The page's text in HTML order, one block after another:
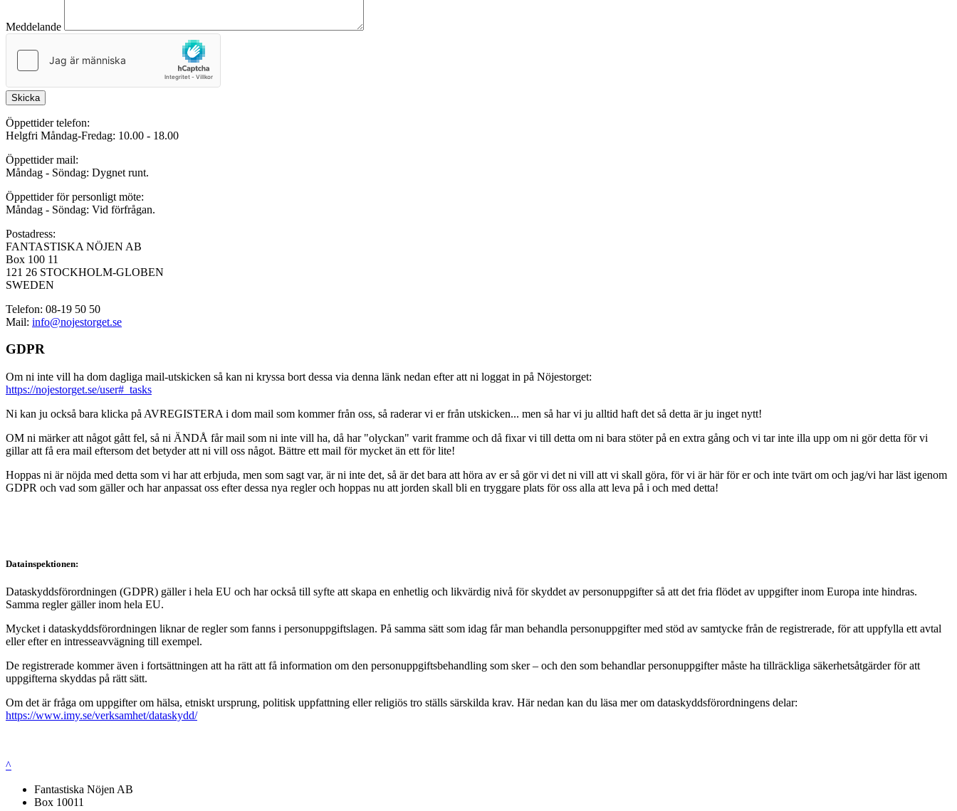
Meddelande
Skicka
Öppettider telefon:
Helgfri Måndag-Fredag: 10.00 - 18.00
Öppettider mail:
Måndag - Söndag: Dygnet runt.
Öppettider för personligt möte:
Måndag - Söndag: Vid förfrågan.
Postadress:
FANTASTISKA NÖJEN AB
Box 100 11
121 26 STOCKHOLM-GLOBEN
SWEDEN
Telefon: 08-19 50 50
Mail: info@nojestorget.se
GDPR
Om ni inte vill ha dom dagliga mail-utskicken så kan ni kryssa bort dessa via denna länk nedan efter att ni loggat in på Nöjestorget:
https://nojestorget.se/user#_tasks
Ni kan ju också bara klicka på AVREGISTERA i dom mail som kommer från oss, så raderar vi er från utskicken... men så har vi ju alltid haft det så detta är ju inget nytt!
OM ni märker att något gått fel, så ni ÄNDÅ får mail som ni inte vill ha, då har "olyckan" varit framme och då fixar vi till detta om ni bara stöter på en extra gång och vi tar inte illa upp om ni gör detta för vi
gillar att få era mail eftersom det betyder att ni vill oss något. Bättre ett mail för mycket än ett för lite!
Hoppas ni är nöjda med detta som vi har att erbjuda, men som sagt var, är ni inte det, så är det bara att höra av er så gör vi det ni vill att vi skall göra, för vi är här för er och inte tvärt om och jag/vi har läst igenom
GDPR och vad som gäller och har anpassat oss efter dessa nya regler och hoppas nu att jorden skall bli en tryggare plats för oss alla att leva på i och med detta!
Datainspektionen:
Dataskyddsförordningen (GDPR) gäller i hela EU och har också till syfte att skapa en enhetlig och likvärdig nivå för skyddet av personuppgifter så att det fria flödet av uppgifter inom Europa inte hindras.
Samma regler gäller inom hela EU.
Mycket i dataskyddsförordningen liknar de regler som fanns i personuppgiftslagen. På samma sätt som idag får man behandla personuppgifter med stöd av samtycke från de registrerade, för att uppfylla ett avtal
eller efter en intresseavvägning till exempel.
De registrerade kommer även i fortsättningen att ha rätt att få information om den personuppgiftsbehandling som sker – och den som behandlar personuppgifter måste ha tillräckliga säkerhetsåtgärder för att
uppgifterna skyddas på rätt sätt.
Om det är fråga om uppgifter om hälsa, etniskt ursprung, politisk uppfattning eller religiös tro ställs särskilda krav. Här nedan kan du läsa mer om dataskyddsförordningens delar:
https://www.imy.se/verksamhet/dataskydd/
^
Fantastiska Nöjen AB
Box 10011